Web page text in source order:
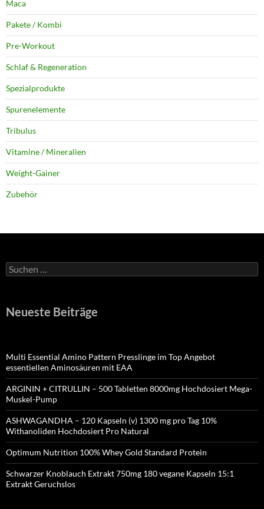
Maca
Pakete / Kombi
Pre-Workout
Schlaf & Regeneration
Spezialprodukte
Spurenelemente
Tribulus
Vitamine / Mineralien
Weight-Gainer
Zubehör
Suchen
nach:
Neueste Beiträge
Multi Essential Amino Pattern Presslinge im Top Angebot
essentiellen Aminosäuren mit EAA
ARGININ + CITRULLIN – 500 Tabletten 8000mg Hochdosiert Mega-
Muskel-Pump
ASHWAGANDHA – 120 Kapseln (v) 1300 mg pro Tag 10%
Withanoliden Hochdosiert Pro Natural
Optimum Nutrition 100% Whey Gold Standard Protein
Schwarzer Knoblauch Extrakt 750mg 180 vegane Kapseln 15:1
Extrakt Geruchslos